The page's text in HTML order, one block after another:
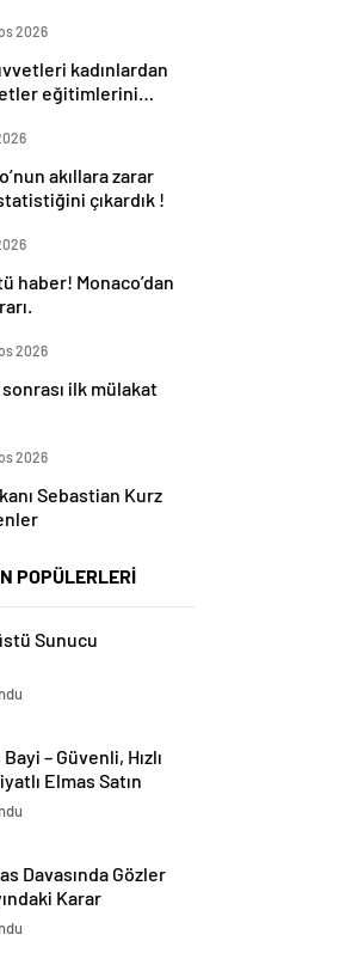
2026
kadınlardan
eğitimlerini
akıllara zarar
çıkardık !
haber! Monaco’dan
2026
ilk mülakat
2026
Sebastian Kurz
POPÜLERLERİ
Sunucu
– Güvenli, Hızlı
Elmas Satın
Adresi
Davasında Gözler
Karar
Çevrildi